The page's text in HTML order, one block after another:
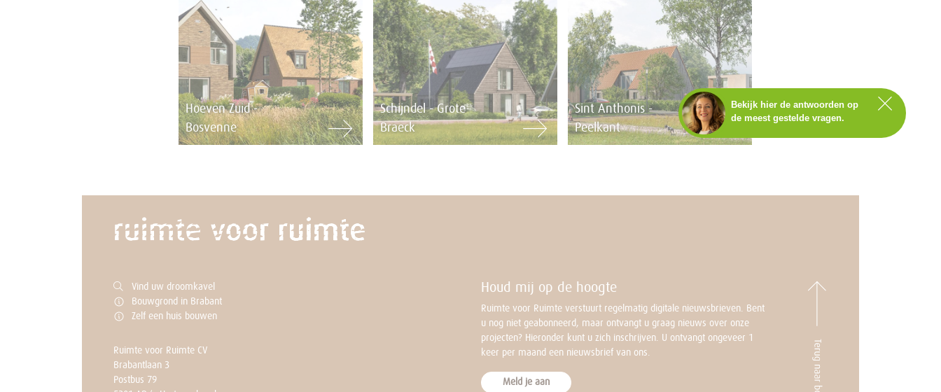
Bekijk hier de antwoorden op
de meest gestelde vragen.
Staat het antwoord op jouw
Hoeven Zuid -
Bosvenne
Schijndel - Grote
Braeck
Sint Anthonis -
Peelkant
Vind uw droomkavel
Bouwgrond in Brabant
Zelf een huis bouwen
Ruimte voor Ruimte CV
Brabantlaan 3
Postbus 79
Houd mij op de hoogte
Ruimte voor Ruimte verstuurt regelmatig digitale nieuwsbrieven. Bent
u nog niet geabonneerd, maar ontvangt u graag nieuws over onze
projecten? Hieronder kunt u zich inschrijven. U ontvangt ongeveer 1
keer per maand een nieuwsbrief van ons.
Meld je aan